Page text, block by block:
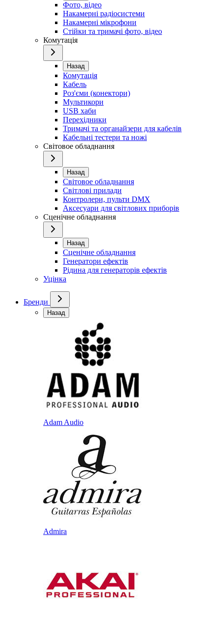
Фото, відео
Накамерні радіосистеми
Накамерні мікрофони
Стійки та тримачі фото, відео
Комутація
Назад
Комутація
Кабель
Роз'єми (конектори)
Мультикори
USB хаби
Перехідники
Тримачі та органайзери для кабелів
Кабельні тестери та ножі
Світовое обладнання
Назад
Світовое обладнання
Світлові прилади
Контролери, пульти DMX
Аксесуари для світлових приборів
Сценічне обладнання
Назад
Сценічне обладнання
Генератори ефектів
Рідина для генераторів ефектів
Уцінка
Бренди
Назад
Adam Audio
Admira